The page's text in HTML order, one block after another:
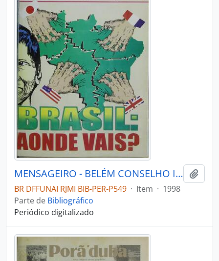
MENSAGEIRO - BELÉM CONSELHO INDIGENISTA MISSIONÁRIO - 1998 - Nº112
BR DFFUNAI RJMI BIB-PER-P549 · Item · 1998
Parte de Bibliográfico
Periódico digitalizado